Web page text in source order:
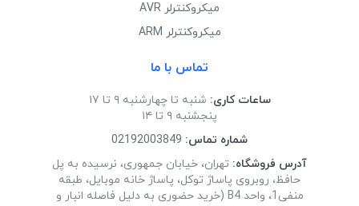
میکروکنترلر AVR
میکروکنترلر ARM
تماس با ما
ساعات کاری: شنبه تا چهارشنبه ۹ تا ۱۷
پنجشنبه ۹ تا ۱۴
شماره تماس: 02192003849
آدرس فروشگاه: تهران، خیابان جمهوری، نرسیده به پل
حافظ، روبروی پاساژ توکل، پاساژ خانه موبایل، طبقه
منفی1، واحد B4 (خرید حضوری به دلیل فاصله انبار و